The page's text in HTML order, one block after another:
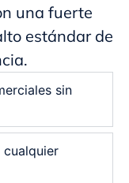
una fuerte
estándar de
sin
cualquier